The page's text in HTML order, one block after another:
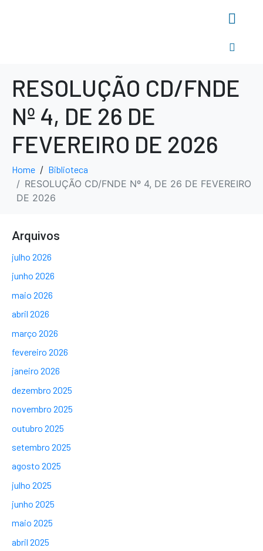
RESOLUÇÃO CD/FNDE
Nº 4, DE 26 DE
FEVEREIRO DE 2026
Home Biblioteca
RESOLUÇÃO CD/FNDE Nº 4, DE 26 DE FEVEREIRO
DE 2026
Arquivos
julho 2026
junho 2026
maio 2026
abril 2026
março 2026
fevereiro 2026
janeiro 2026
dezembro 2025
novembro 2025
outubro 2025
setembro 2025
agosto 2025
julho 2025
junho 2025
maio 2025
abril 2025